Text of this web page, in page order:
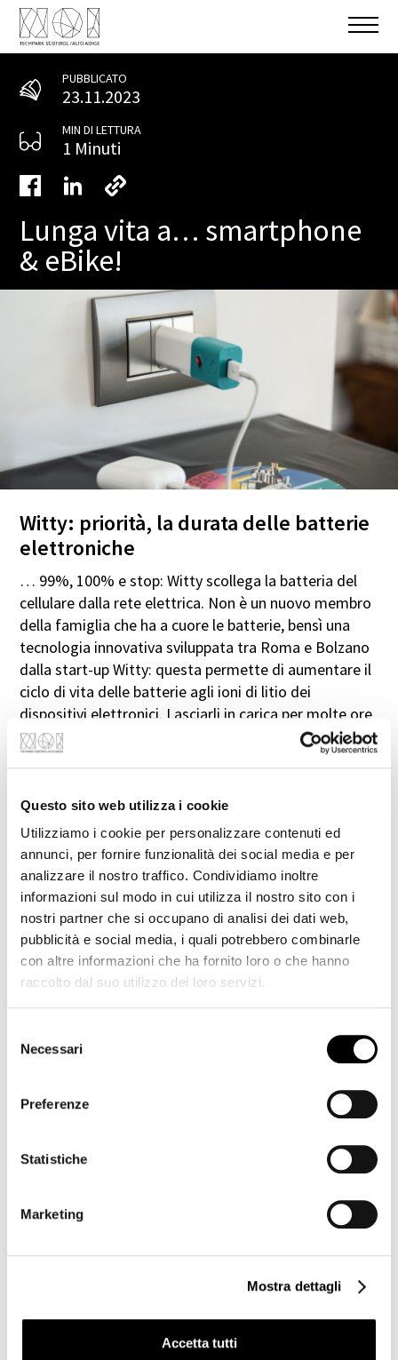
Questo sito web utilizza i cookie
Utilizziamo i cookie per personalizzare contenuti ed
annunci, per fornire funzionalità dei social media e per
analizzare il nostro traffico. Condividiamo inoltre
informazioni sul modo in cui utilizza il nostro sito con i
nostri partner che si occupano di analisi dei dati web,
pubblicità e social media, i quali potrebbero combinarle
con altre informazioni che ha fornito loro o che hanno
raccolto dal suo utilizzo dei loro servizi.
delNecessari
Preferenze
Statistiche
Marketing
Mostra dettagli
Accetta tutti
PUBBLICATO
23.11.2023
MIN DI LETTURA
1 Minuti
Lunga vita a… smartphone
& eBike!
Witty: priorità, la durata delle batterie
elettroniche
… 99%, 100% e stop: Witty scollega la batteria del
cellulare dalla rete elettrica. Non è un nuovo membro
della famiglia che ha a cuore le batterie, bensì una
tecnologia innovativa sviluppata tra Roma e Bolzano
dalla start-up Witty: questa permette di aumentare il
ciclo di vita delle batterie agli ioni di litio dei
dispositivi elettronici. Lasciarli in carica per molte ore
danneggia infatti irreversibilmente la batteria e ne
riduce le prestazioni. Witty stacca la batteria dalla
preservandone lo stato di salute nel tempo. La start-
up al NOI, inoltre, sta sviluppando nuovi software per
efficientare il processo di ricarica per i veicoli della
micro-mobilità elettrica: eBike, monopattini e
scooter elettrici. Grazie alla app di Witty si potrà
capire se l’autonomia residua del veicolo sarà
sufficiente a completare il percorso programmato e
trovare i punti di ricarica sul proprio itinerario. La loro
idea è stata tra le vincitrici del concorso MCA4x4 di